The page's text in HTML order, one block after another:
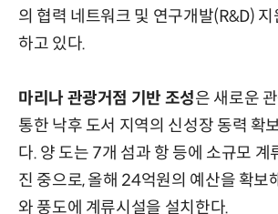
의 협력 네트워크 및 연구개발(R&D) 지
하고 있다.
마리나 관광거점 기반 조성은 새로운
통한 낙후 도서 지역의 신성장 동력 확
다. 양 도는 7개 섬과 항 등에 소규모 계
진 중으로, 올해 24억원의 예산을 확보
와 풍도에 계류시설을 설치한다.